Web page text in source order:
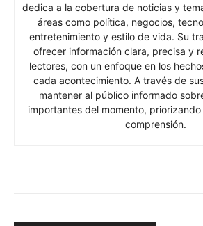
dedica a la cobertura de noticias y
áreas como política, negocios,
entretenimiento y estilo de vida. Su
ofrecer información clara, precisa y
lectores, con un enfoque en los
cada acontecimiento. A través de
mantener al público informado
importantes del momento,
comprensión.